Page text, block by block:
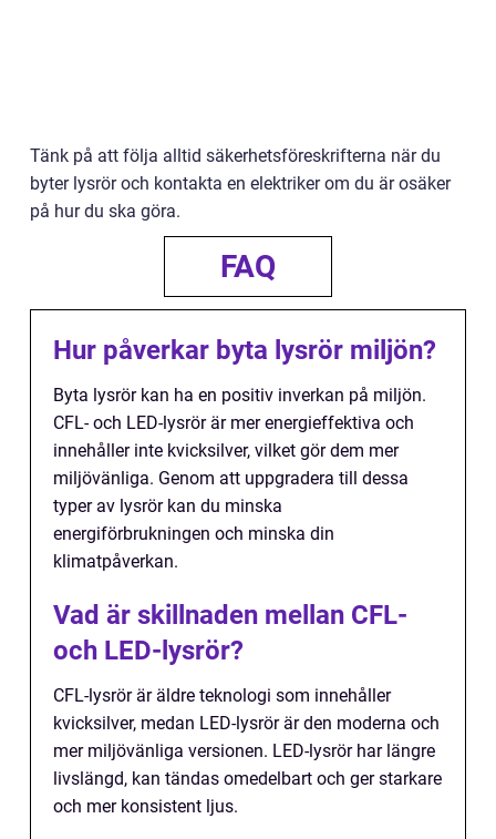
Tänk på att följa alltid säkerhetsföreskrifterna när du
byter lysrör och kontakta en elektriker om du är osäker
på hur du ska göra.
FAQ
Hur påverkar byta lysrör miljön?
Byta lysrör kan ha en positiv inverkan på miljön.
CFL- och LED-lysrör är mer energieffektiva och
innehåller inte kvicksilver, vilket gör dem mer
miljövänliga. Genom att uppgradera till dessa
typer av lysrör kan du minska
energiförbrukningen och minska din
klimatpåverkan.
Vad är skillnaden mellan CFL-
och LED-lysrör?
CFL-lysrör är äldre teknologi som innehåller
kvicksilver, medan LED-lysrör är den moderna och
mer miljövänliga versionen. LED-lysrör har längre
livslängd, kan tändas omedelbart och ger starkare
och mer konsistent ljus.